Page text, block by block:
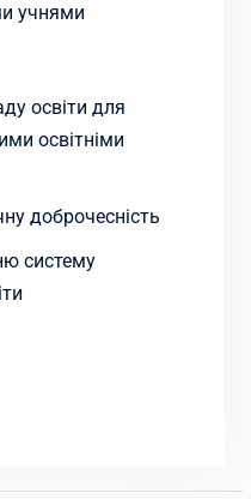
учнями
освіти для
освітніми
доброчесність
систему